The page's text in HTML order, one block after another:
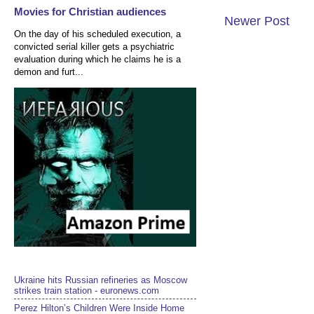
Newer Post
Movies for Christian audiences
On the day of his scheduled execution, a
convicted serial killer gets a psychiatric
evaluation during which he claims he is a
demon and furt...
Ukraine hits Russian refineries as Moscow
strikes train station - euronews.com
Perez Hilton’s Children Were Inside Home